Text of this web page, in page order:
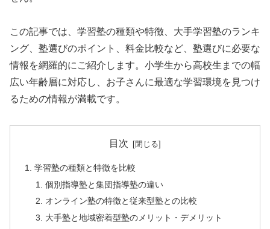
この記事では、学習塾の種類や特徴、大手学習塾のランキ
ング、塾選びのポイント、料金比較など、塾選びに必要な
情報を網羅的にご紹介します。小学生から高校生までの幅
広い年齢層に対応し、お子さんに最適な学習環境を見つけ
るための情報が満載です。
目次
学習塾の種類と特徴を比較
個別指導塾と集団指導塾の違い
オンライン塾の特徴と従来型塾との比較
大手塾と地域密着型塾のメリット・デメリット